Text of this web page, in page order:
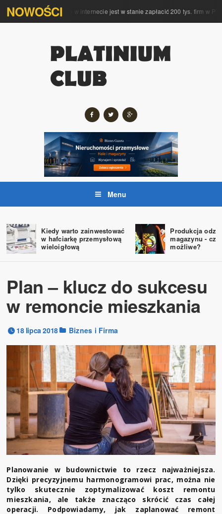
NOWOŚCI
kompleksową obsługę w internecie jest w stanie zapłacić 200 tys. firm w Polsce
Menu
Kiedy warto zainwestować
w hafciarkę przemysłową
wieloigłową
Produkcja
magazynu - czy
możliwe?
Plan – klucz do sukcesu
w remoncie mieszkania
18 lipca 2018 Biznes i Firma
Planowanie w budownictwie to rzecz najważniejsza.
Dzięki precyzyjnemu harmonogramowi prac, można nie
tylko skutecznie zoptymalizować koszt remontu
mieszkania, ale także znacząco skrócić czas całej
operacji. Podpowiadamy, jak zaplanować remont